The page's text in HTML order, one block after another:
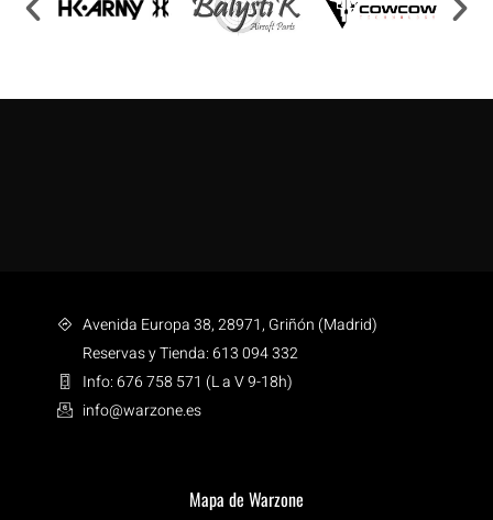
Avenida Europa 38, 28971, Griñón (Madrid)
Reservas y Tienda: 613 094 332
Info: 676 758 571 (L a V 9-18h)
info@warzone.es
Mapa de Warzone